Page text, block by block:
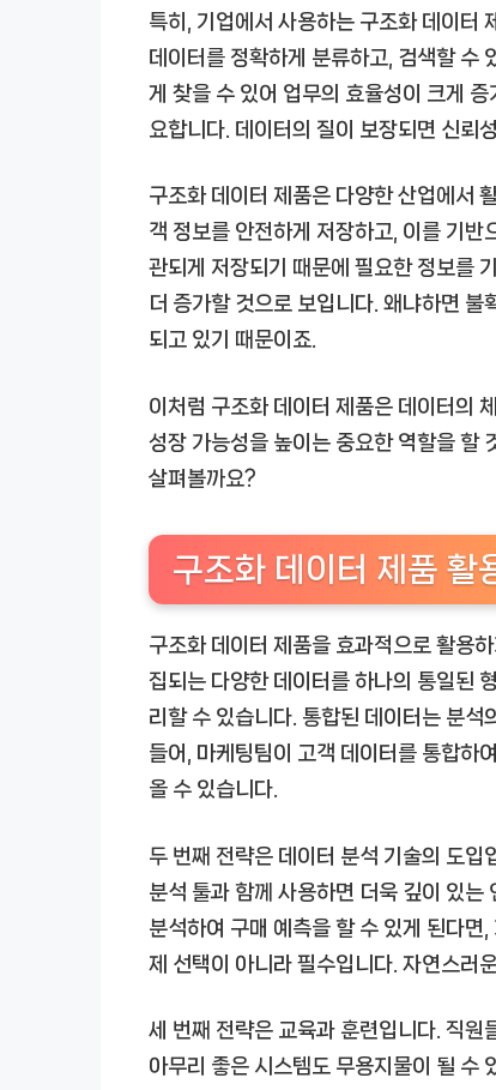
특히, 기업에서 사용하는 구조화 데이터
데이터를 정확하게 분류하고, 검색할 수
게 찾을 수 있어 업무의 효율성이 크게
요합니다. 데이터의 질이 보장되면 신뢰
구조화 데이터 제품은 다양한 산업에서
객 정보를 안전하게 저장하고, 이를 기반
관되게 저장되기 때문에 필요한 정보를
더 증가할 것으로 보입니다. 왜냐하면
되고 있기 때문이죠.
이처럼 구조화 데이터 제품은 데이터의
성장 가능성을 높이는 중요한 역할을 할
살펴볼까요?
구조화 데이터 제품 활
구조화 데이터 제품을 효과적으로 활용
집되는 다양한 데이터를 하나의 통일된
리할 수 있습니다. 통합된 데이터는 분
들어, 마케팅팀이 고객 데이터를 통합하
올 수 있습니다.
두 번째 전략은 데이터 분석 기술의 도
분석 툴과 함께 사용하면 더욱 깊이 있
분석하여 구매 예측을 할 수 있게 된다면
제 선택이 아니라 필수입니다. 자연스러
세 번째 전략은 교육과 훈련입니다. 직원
아무리 좋은 시스템도 무용지물이 될 수